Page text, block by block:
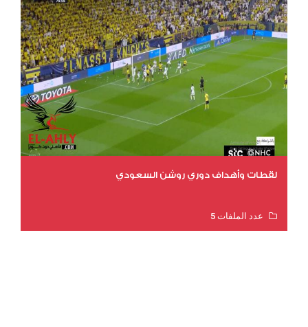
لقطات وأهداف دوري روشن السعودي
عدد الملفات 5